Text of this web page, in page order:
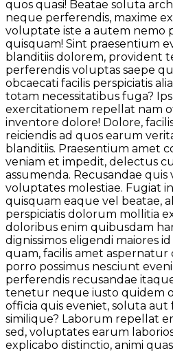
quos quasi! Beatae soluta
neque perferendis, maxime
voluptate iste a autem nemo
quisquam! Sint praesentium
blanditiis dolorem, provident
perferendis voluptas saepe
obcaecati facilis perspiciatis
totam necessitatibus fuga?
exercitationem repellat nam
inventore dolore! Dolore,
reiciendis ad quos earum
blanditiis. Praesentium amet
veniam et impedit, delectus
assumenda. Recusandae
voluptates molestiae. Fugiat
quisquam eaque vel beatae,
perspiciatis dolorum mollitia
doloribus enim quibusdam
dignissimos eligendi maiores
quam, facilis amet aspernatur
porro possimus nesciunt
perferendis recusandae
tenetur neque iusto quidem
officia quis eveniet, soluta
similique? Laborum repellat
sed, voluptates earum
explicabo distinctio, animi